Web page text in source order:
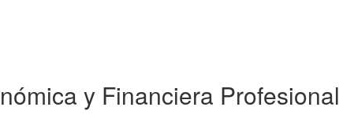
y Financiera Profesional